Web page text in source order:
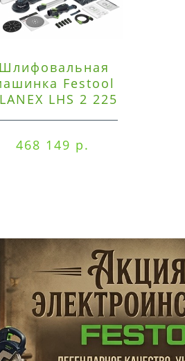
Festool
LHS 2 225
468 149 р.